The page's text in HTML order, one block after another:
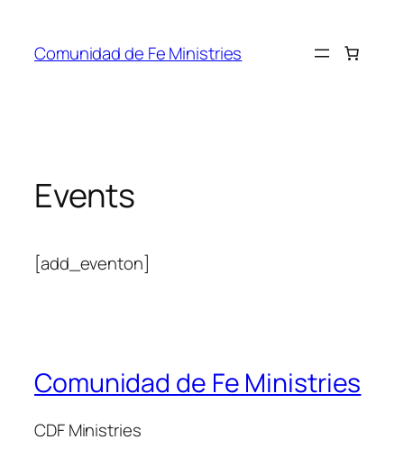
Comunidad de Fe Ministries
Events
[add_eventon]
Comunidad de Fe Ministries
CDF Ministries